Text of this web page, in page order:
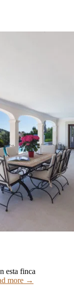
esta finca
more →